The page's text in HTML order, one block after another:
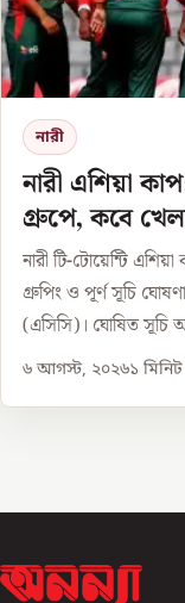
নারী
নারী এশিয়া
গ্রুপে, কবে
নারী টি-টোয়েন্টি
গ্রুপিং ও পূর্ণ সূচি
(এসিসি)। ঘোষিত সূচি
৬ আগস্ট, ২০২৬১